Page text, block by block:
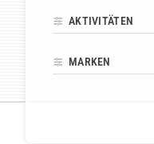
AKTIVITÄTEN
MARKEN